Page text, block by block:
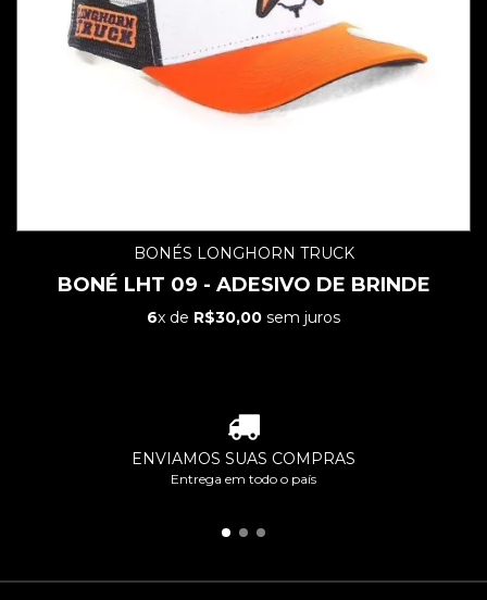
BONÉS LONGHORN TRUCK
BONÉ LHT 09 - ADESIVO DE BRINDE
6x de R$30,00 sem juros
ENVIAMOS SUAS COMPRAS
Entrega em todo o país